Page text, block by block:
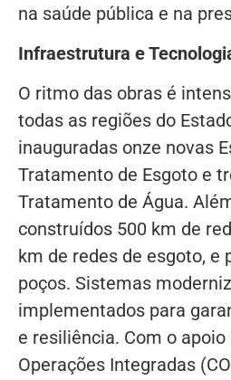
na saúde pública e na
Infraestrutura e
O ritmo das obras é
todas as regiões do
inauguradas onze novas
Tratamento de Esgoto e
Tratamento de Água.
construídos 500 km de
km de redes de esgoto, e
poços. Sistemas
implementados para
e resiliência. Com o apoio
Operações Integradas